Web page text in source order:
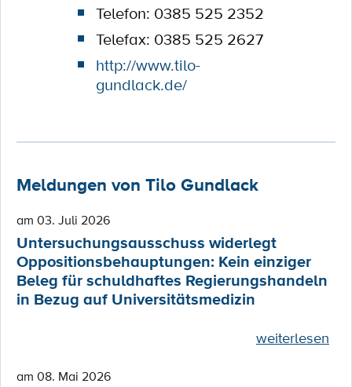
Telefon: 0385 525 2352
Telefax: 0385 525 2627
http://www.tilo-
gundlack.de/
Meldungen von Tilo Gundlack
am 03. Juli 2026
Untersuchungsausschuss widerlegt
Oppositionsbehauptungen: Kein einziger
Beleg für schuldhaftes Regierungshandeln
in Bezug auf Universitätsmedizin
weiterlesen
am 08. Mai 2026